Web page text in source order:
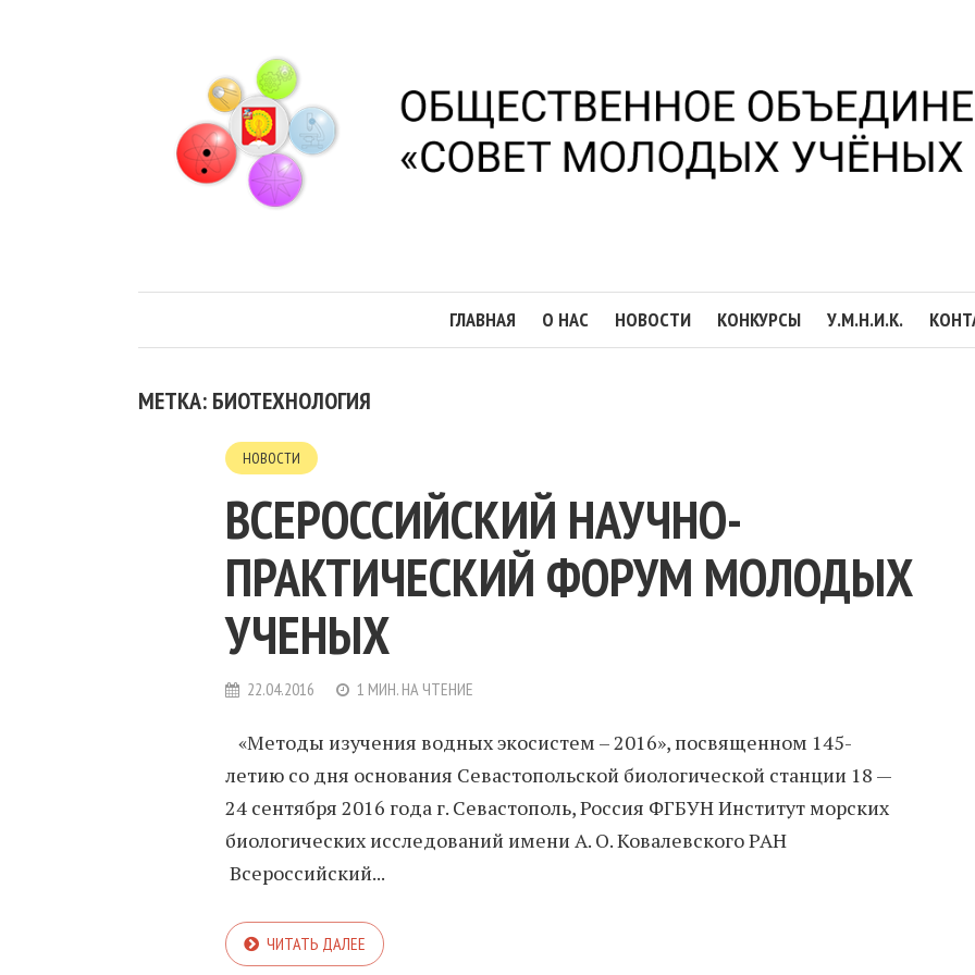
ГЛАВНАЯ О НАС НОВОСТИ КОНКУРСЫ У.М.Н.И.К.
МЕТКА: БИОТЕХНОЛОГИЯ
НОВОСТИ
ВСЕРОССИЙСКИЙ НАУЧНО-
ПРАКТИЧЕСКИЙ ФОРУМ МОЛОДЫХ
УЧЕНЫХ
22.04.2016 1 МИН. НА ЧТЕНИЕ
«Методы изучения водных экосистем – 2016», посвященном 145-
летию со дня основания Севастопольской биологической станции 18 —
24 сентября 2016 года г. Севастополь, Россия ФГБУН Институт морских
биологических исследований имени А. О. Ковалевского РАН
Всероссийский...
ЧИТАТЬ ДАЛЕЕ